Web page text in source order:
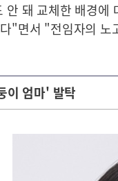
안 돼 교체한 배경
"면서 "전임자의 노
이 엄마' 발탁